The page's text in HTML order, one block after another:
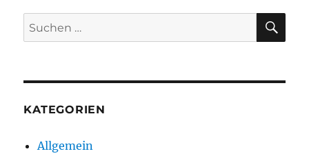
Suchen
nach:
KATEGORIEN
Allgemein